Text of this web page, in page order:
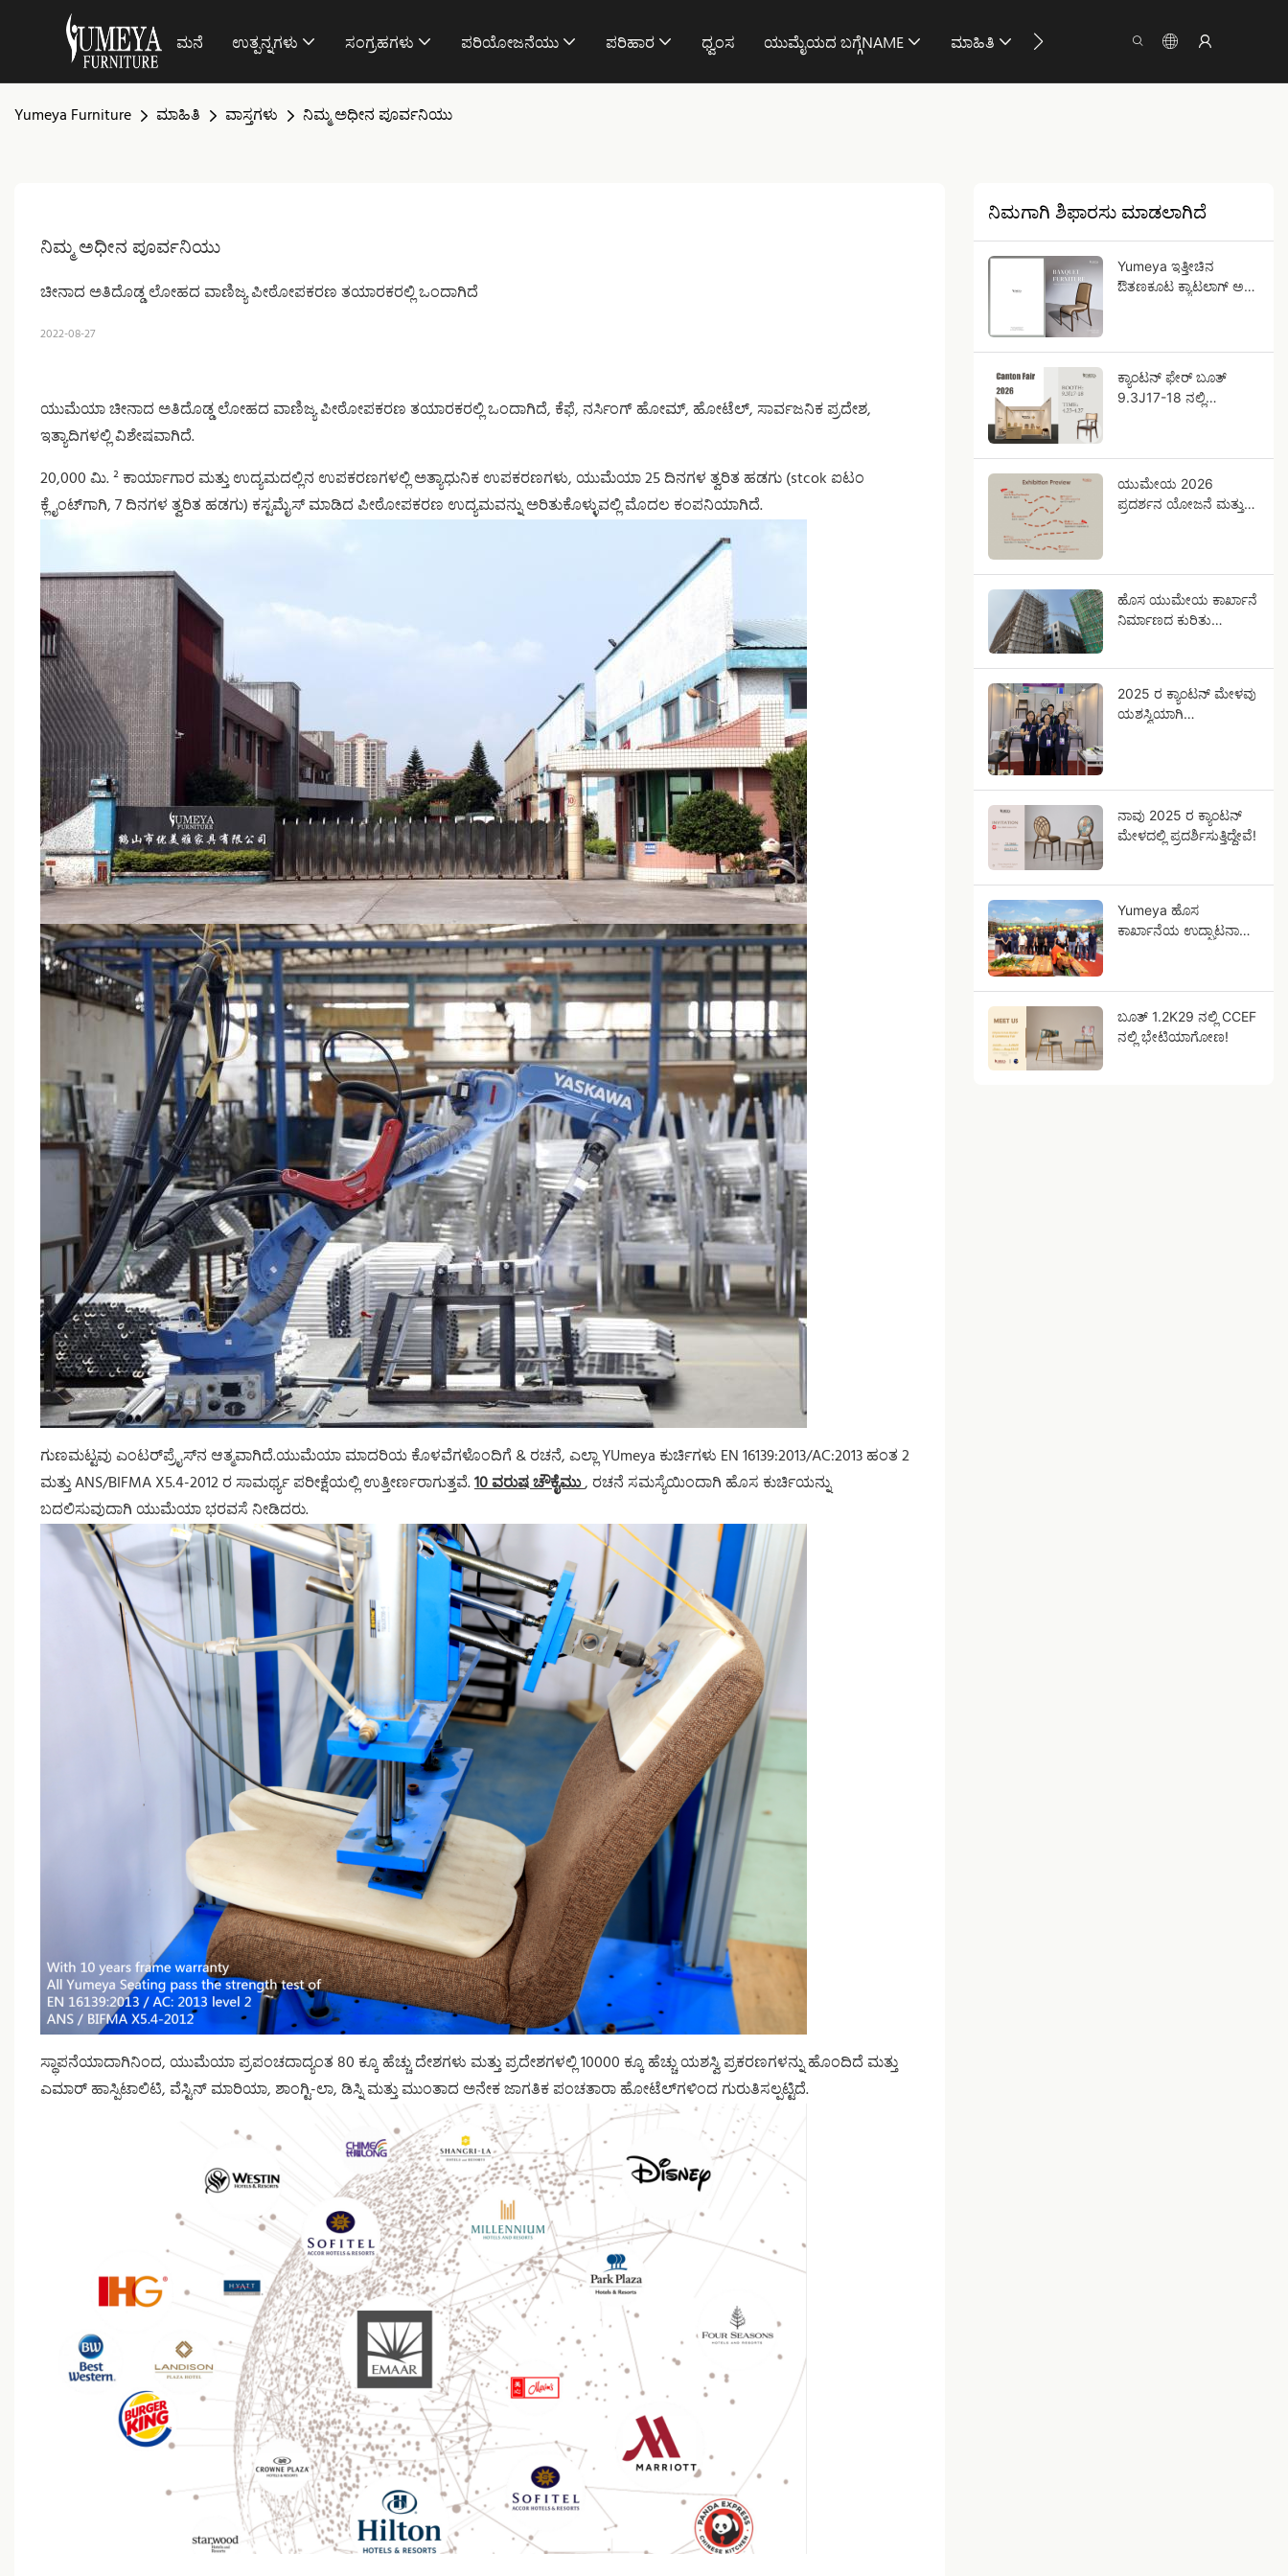
ಮನೆ ಉತ್ಪನ್ನಗಳು ಸಂಗ್ರಹಗಳು ಪರಿಯೋಜನೆಯು ಪರಿಹಾರ ಧ್ವಂಸ ಯುಮೈಯದ ಬಗ್ಗೆNAME ಮಾಹಿತಿ ನಮ್ಮನ್ನು ಸಂಪರ್ಕಿಸು
Yumeya Furniture ಮಾಹಿತಿ ವಾಸ್ತಗಳು ನಿಮ್ಮ ಅಧೀನ ಪೂರ್ವನಿಯು
ನಿಮ್ಮ ಅಧೀನ ಪೂರ್ವನಿಯು
ಚೀನಾದ ಅತಿದೊಡ್ಡ ಲೋಹದ ವಾಣಿಜ್ಯ ಪೀಠೋಪಕರಣ ತಯಾರಕರಲ್ಲಿ ಒಂದಾಗಿದೆ
2022-08-27
ಯುಮೆಯಾ ಚೀನಾದ ಅತಿದೊಡ್ಡ ಲೋಹದ ವಾಣಿಜ್ಯ ಪೀಠೋಪಕರಣ ತಯಾರಕರಲ್ಲಿ ಒಂದಾಗಿದೆ, ಕೆಫೆ, ನರ್ಸಿಂಗ್ ಹೋಮ್, ಹೋಟೆಲ್, ಸಾರ್ವಜನಿಕ ಪ್ರದೇಶ,
ಇತ್ಯಾದಿಗಳಲ್ಲಿ ವಿಶೇಷವಾಗಿದೆ.
20,000 ಮಿ. ² ಕಾರ್ಯಾಗಾರ ಮತ್ತು ಉದ್ಯಮದಲ್ಲಿನ ಉಪಕರಣಗಳಲ್ಲಿ ಅತ್ಯಾಧುನಿಕ ಉಪಕರಣಗಳು, ಯುಮೆಯಾ 25 ದಿನಗಳ ತ್ವರಿತ ಹಡಗು (stcok ಐಟಂ
ಕ್ಲೈಂಟ್‌ಗಾಗಿ, 7 ದಿನಗಳ ತ್ವರಿತ ಹಡಗು) ಕಸ್ಟಮೈಸ್ ಮಾಡಿದ ಪೀಠೋಪಕರಣ ಉದ್ಯಮವನ್ನು ಅರಿತುಕೊಳ್ಳುವಲ್ಲಿ ಮೊದಲ ಕಂಪನಿಯಾಗಿದೆ.
ಗುಣಮಟ್ಟವು ಎಂಟರ್‌ಪ್ರೈಸ್‌ನ ಆತ್ಮವಾಗಿದೆ.ಯುಮೆಯಾ ಮಾದರಿಯ ಕೊಳವೆಗಳೊಂದಿಗೆ & ರಚನೆ, ಎಲ್ಲಾ YUmeya ಕುರ್ಚಿಗಳು EN 16139:2013/AC:2013 ಹಂತ 2
ಮತ್ತು ANS/BIFMA X5.4-2012 ರ ಸಾಮರ್ಥ್ಯ ಪರೀಕ್ಷೆಯಲ್ಲಿ ಉತ್ತೀರ್ಣರಾಗುತ್ತವೆ.10 ವರುಷ ಚೌಕೈಮು, ರಚನೆ ಸಮಸ್ಯೆಯಿಂದಾಗಿ ಹೊಸ ಕುರ್ಚಿಯನ್ನು
ಬದಲಿಸುವುದಾಗಿ ಯುಮೆಯಾ ಭರವಸೆ ನೀಡಿದರು.
ಸ್ಥಾಪನೆಯಾದಾಗಿನಿಂದ, ಯುಮೆಯಾ ಪ್ರಪಂಚದಾದ್ಯಂತ 80 ಕ್ಕೂ ಹೆಚ್ಚು ದೇಶಗಳು ಮತ್ತು ಪ್ರದೇಶಗಳಲ್ಲಿ 10000 ಕ್ಕೂ ಹೆಚ್ಚು ಯಶಸ್ವಿ ಪ್ರಕರಣಗಳನ್ನು ಹೊಂದಿದೆ ಮತ್ತು
ಎಮಾರ್ ಹಾಸ್ಪಿಟಾಲಿಟಿ, ವೆಸ್ಟಿನ್ ಮಾರಿಯಾ, ಶಾಂಗ್ಟಿ-ಲಾ, ಡಿಸ್ನಿ ಮತ್ತು ಮುಂತಾದ ಅನೇಕ ಜಾಗತಿಕ ಪಂಚತಾರಾ ಹೋಟೆಲ್‌ಗಳಿಂದ ಗುರುತಿಸಲ್ಪಟ್ಟಿದೆ.
ನಿಮಗಾಗಿ ಶಿಫಾರಸು ಮಾಡಲಾಗಿದೆ
Yumeya ಇತ್ತೀಚಿನ
ಔತಣಕೂಟ ಕ್ಯಾಟಲಾಗ್ ಅನ್ನು
ಕ್ಯಾಂಟನ್ ಫೇರ್ ಬೂತ್
9.3J17-18 ನಲ್ಲಿ
ಯುಮೇಯ 2026
ಪ್ರದರ್ಶನ ಯೋಜನೆ ಮತ್ತು
ಹೊಸ ಯುಮೇಯ ಕಾರ್ಖಾನೆ
ನಿರ್ಮಾಣದ ಕುರಿತು
2025 ರ ಕ್ಯಾಂಟನ್ ಮೇಳವು
ಯಶಸ್ವಿಯಾಗಿ
ನಾವು 2025 ರ ಕ್ಯಾಂಟನ್
ಮೇಳದಲ್ಲಿ ಪ್ರದರ್ಶಿಸುತ್ತಿದ್ದೇವೆ!
Yumeya ಹೊಸ
ಕಾರ್ಖಾನೆಯ ಉದ್ಘಾಟನಾ
ಬೂತ್ 1.2K29 ನಲ್ಲಿ CCEF
ನಲ್ಲಿ ಭೇಟಿಯಾಗೋಣ!